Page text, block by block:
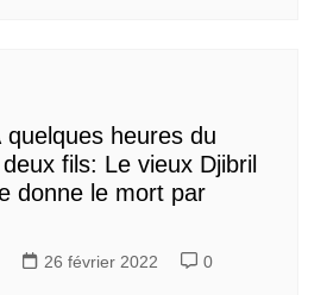
quelques heures du
fils: Le vieux Djibril
donne le mort par
26 février 2022 0